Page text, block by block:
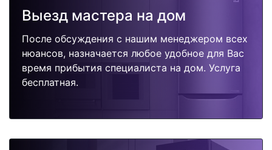
Выезд мастера на дом
После обсуждения с нашим менеджером всех
нюансов, назначается любое удобное для Вас
время прибытия специалиста на дом. Услуга
бесплатная.